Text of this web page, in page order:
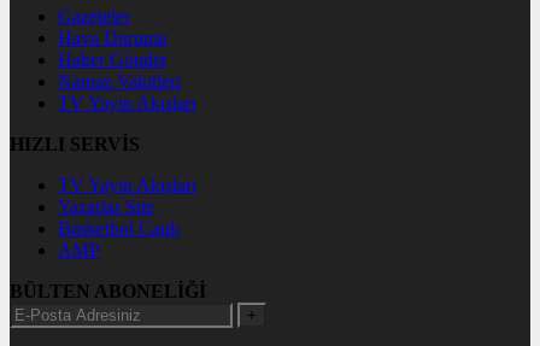
Gazeteler
Hava Durumu
Haber Gönder
Namaz Vakitleri
TV Yayın Akışları
HIZLI SERVİS
TV Yayın Akışları
Yazarlar Site
Basketbol Canlı
AMP
BÜLTEN ABONELİĞİ
+